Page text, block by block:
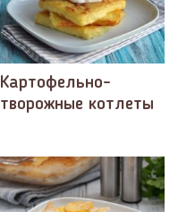
Картофельно-
творожные котлеты